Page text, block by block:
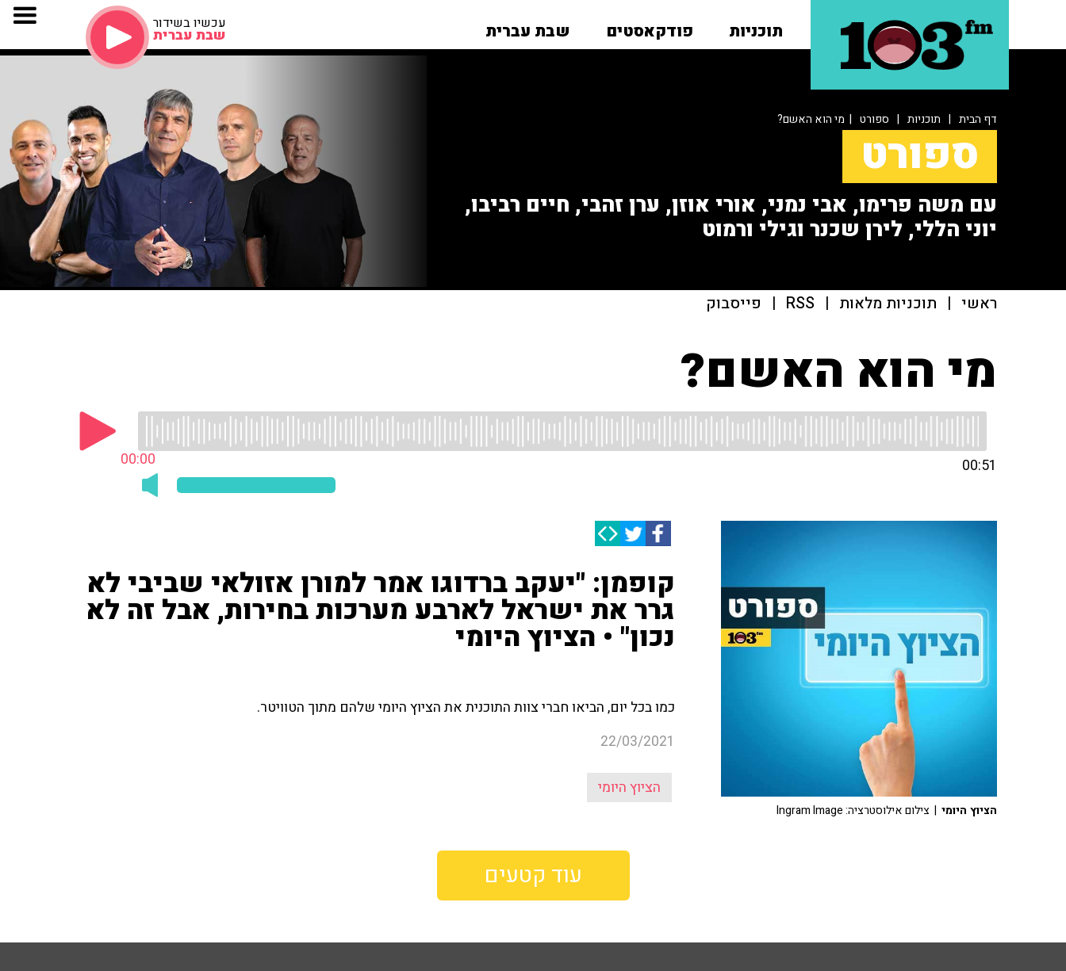
תוכניות פודקאסטים שבת עברית עכשיו בשידור
שבת עברית
דף הבית | תוכניות | ספורט | מי הוא האשם?
ספורט
עם משה פרימו, אבי נמני, אורי אוזן, ערן זהבי, חיים רביבו,
יוני הללי, לירן שכנר וגילי ורמוט
ראשי | תוכניות מלאות |
RSS
| פייסבוק
מי הוא האשם?
00:00 00:51
קופמן: "יעקב ברדוגו אמר למורן אזולאי שביבי לא
גרר את ישראל לארבע מערכות בחירות, אבל זה לא
נכון" • הציוץ היומי
כמו בכל יום, הביאו חברי צוות התוכנית את הציוץ היומי שלהם מתוך הטוויטר.
22/03/2021
הציוץ היומי
הציוץ היומי | צילום אילוסטרציה: Ingram Image
עוד קטעים